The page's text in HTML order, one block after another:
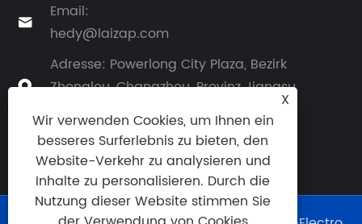

Email:
hedy@laizap.com

Adresse: Powerlong City Plaza, Bezirk
Zhonglou, Changzhou, Provinz Jiangsu,
X
Wir verwenden Cookies, um Ihnen ein
besseres Surferlebnis zu bieten, den
Website-Verkehr zu analysieren und
Inhalte zu personalisieren. Durch die
Nutzung dieser Website stimmen Sie